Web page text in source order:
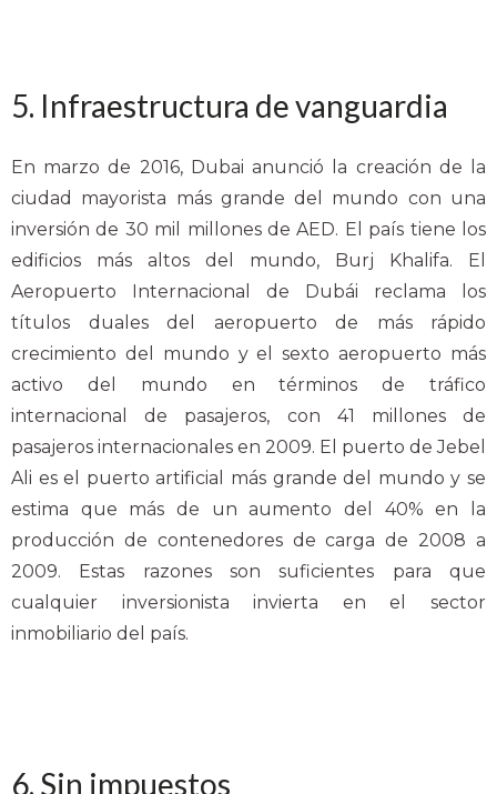
5. Infraestructura de vanguardia
En marzo de 2016, Dubai anunció la creación de la
ciudad mayorista más grande del mundo con una
inversión de 30 mil millones de AED. El país tiene los
edificios más altos del mundo, Burj Khalifa. El
Aeropuerto Internacional de Dubái reclama los
títulos duales del aeropuerto de más rápido
crecimiento del mundo y el sexto aeropuerto más
activo del mundo en términos de tráfico
internacional de pasajeros, con 41 millones de
pasajeros internacionales en 2009. El puerto de Jebel
Ali es el puerto artificial más grande del mundo y se
estima que más de un aumento del 40% en la
producción de contenedores de carga de 2008 a
2009. Estas razones son suficientes para que
cualquier inversionista invierta en el sector
inmobiliario del país.
6. Sin impuestos